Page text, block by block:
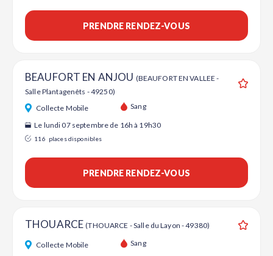
PRENDRE RENDEZ-VOUS
BEAUFORT EN ANJOU (BEAUFORT EN VALLEE -
Salle Plantagenêts - 49250)
Collecte Mobile Sang
Le lundi 07 septembre de 16h à 19h30
116 places disponibles
PRENDRE RENDEZ-VOUS
THOUARCE(THOUARCE - Salle du Layon - 49380)
Collecte Mobile Sang